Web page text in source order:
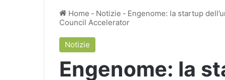
Home - Notizie - Engenome: la startup
Council Accelerator
Notizie
Engenome: la